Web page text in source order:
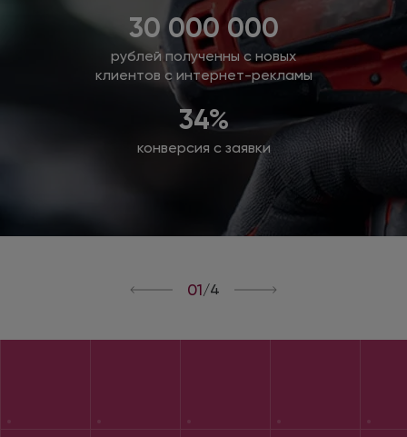
30 000 000
рублей полученны с новых
клиентов с интернет-рекламы
34%
конверсия с заявки
01/4